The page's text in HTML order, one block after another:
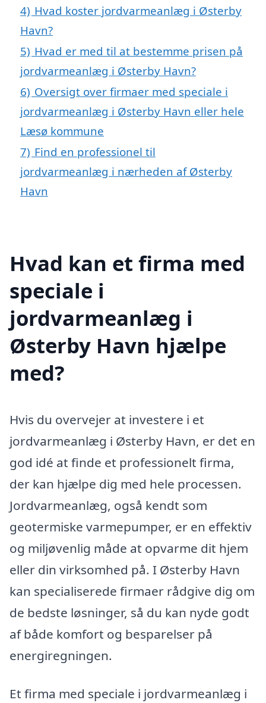
4) Hvad koster jordvarmeanlæg i Østerby
Havn?
5) Hvad er med til at bestemme prisen på
jordvarmeanlæg i Østerby Havn?
6) Oversigt over firmaer med speciale i
jordvarmeanlæg i Østerby Havn eller hele
Læsø kommune
7) Find en professionel til
jordvarmeanlæg i nærheden af Østerby
Havn
Hvad kan et firma med
speciale i
jordvarmeanlæg i
Østerby Havn hjælpe
med?
Hvis du overvejer at investere i et
jordvarmeanlæg i Østerby Havn, er det en
god idé at finde et professionelt firma,
der kan hjælpe dig med hele processen.
Jordvarmeanlæg, også kendt som
geotermiske varmepumper, er en effektiv
og miljøvenlig måde at opvarme dit hjem
eller din virksomhed på. I Østerby Havn
kan specialiserede firmaer rådgive dig om
de bedste løsninger, så du kan nyde godt
af både komfort og besparelser på
energiregningen.
Et firma med speciale i jordvarmeanlæg i